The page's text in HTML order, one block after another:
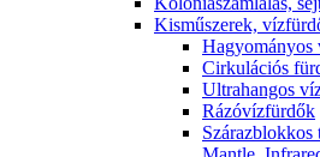
Kisműszerek,
Cirkulációs
Ultrahangos
Rázóvízfürdők
Szárazblokkos